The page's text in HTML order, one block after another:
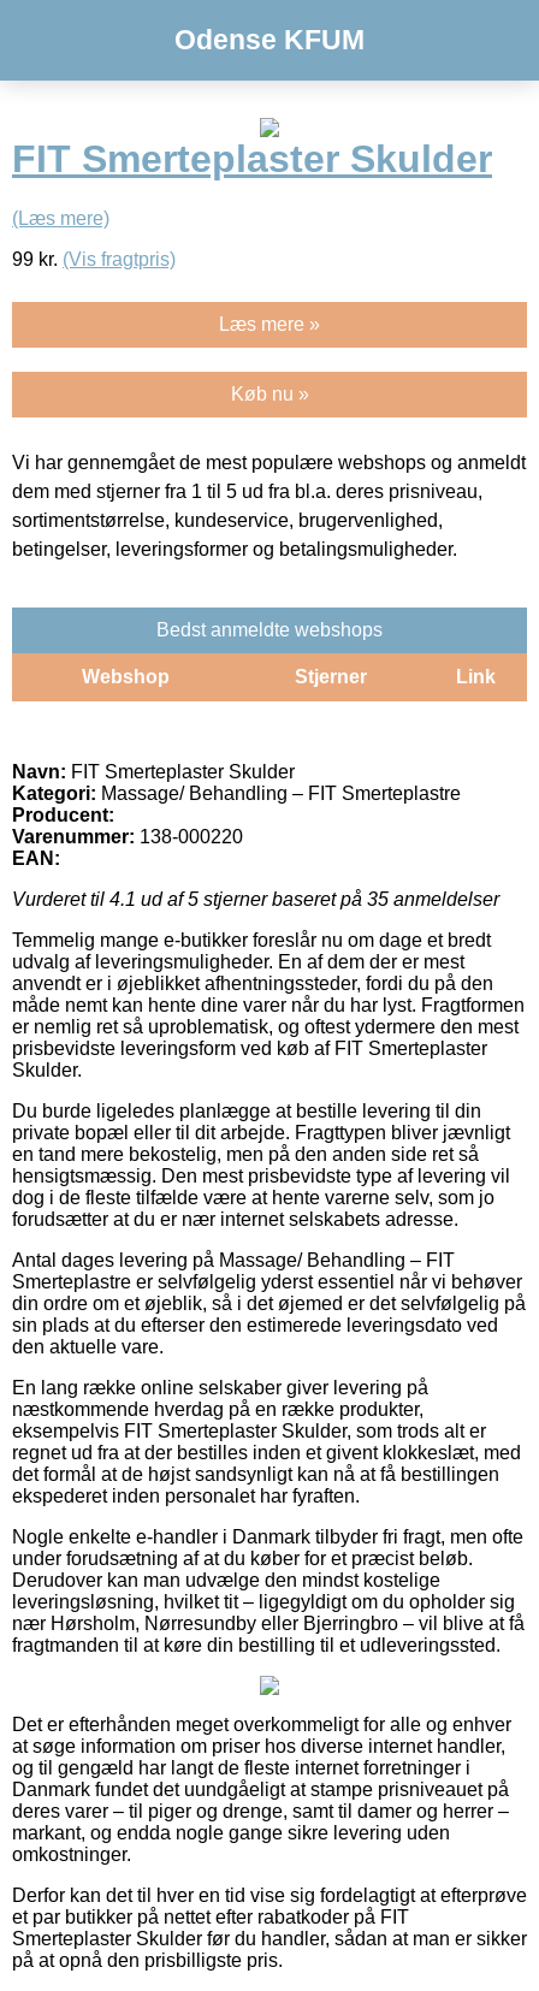
Odense KFUM
FIT Smerteplaster Skulder
(Læs mere)
99 kr. (Vis fragtpris)
Læs mere »
Køb nu »
Vi har gennemgået de mest populære webshops og anmeldt
dem med stjerner fra 1 til 5 ud fra bl.a. deres prisniveau,
sortimentstørrelse, kundeservice, brugervenlighed,
betingelser, leveringsformer og betalingsmuligheder.
Bedst anmeldte webshops
Webshop Stjerner Link
Navn: FIT Smerteplaster Skulder
Kategori: Massage/ Behandling – FIT Smerteplastre
Producent:
Varenummer: 138-000220
EAN:
Vurderet til 4.1 ud af 5 stjerner baseret på 35 anmeldelser
Temmelig mange e-butikker foreslår nu om dage et bredt
udvalg af leveringsmuligheder. En af dem der er mest
anvendt er i øjeblikket afhentningssteder, fordi du på den
måde nemt kan hente dine varer når du har lyst. Fragtformen
er nemlig ret så uproblematisk, og oftest ydermere den mest
prisbevidste leveringsform ved køb af FIT Smerteplaster
Skulder.
Du burde ligeledes planlægge at bestille levering til din
private bopæl eller til dit arbejde. Fragttypen bliver jævnligt
en tand mere bekostelig, men på den anden side ret så
hensigtsmæssig. Den mest prisbevidste type af levering vil
dog i de fleste tilfælde være at hente varerne selv, som jo
forudsætter at du er nær internet selskabets adresse.
Antal dages levering på Massage/ Behandling – FIT
Smerteplastre er selvfølgelig yderst essentiel når vi behøver
din ordre om et øjeblik, så i det øjemed er det selvfølgelig på
sin plads at du efterser den estimerede leveringsdato ved
den aktuelle vare.
En lang række online selskaber giver levering på
næstkommende hverdag på en række produkter,
eksempelvis FIT Smerteplaster Skulder, som trods alt er
regnet ud fra at der bestilles inden et givent klokkeslæt, med
det formål at de højst sandsynligt kan nå at få bestillingen
ekspederet inden personalet har fyraften.
Nogle enkelte e-handler i Danmark tilbyder fri fragt, men ofte
under forudsætning af at du køber for et præcist beløb.
Derudover kan man udvælge den mindst kostelige
leveringsløsning, hvilket tit – ligegyldigt om du opholder sig
nær Hørsholm, Nørresundby eller Bjerringbro – vil blive at få
fragtmanden til at køre din bestilling til et udleveringssted.
Det er efterhånden meget overkommeligt for alle og enhver
at søge information om priser hos diverse internet handler,
og til gengæld har langt de fleste internet forretninger i
Danmark fundet det uundgåeligt at stampe prisniveauet på
deres varer – til piger og drenge, samt til damer og herrer –
markant, og endda nogle gange sikre levering uden
omkostninger.
Derfor kan det til hver en tid vise sig fordelagtigt at efterprøve
et par butikker på nettet efter rabatkoder på FIT
Smerteplaster Skulder før du handler, sådan at man er sikker
på at opnå den prisbilligste pris.